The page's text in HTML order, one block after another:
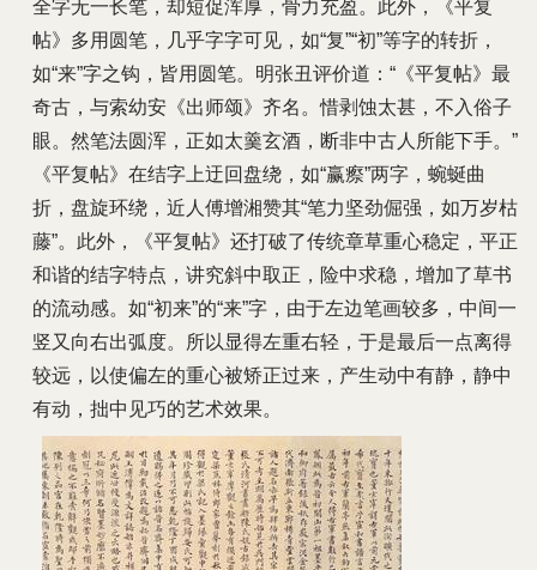
全字无一长笔，却短促浑厚，骨力充盈。此外，《平复
帖》多用圆笔，几乎字字可见，如“复”“初”等字的转折，
如“来”字之钩，皆用圆笔。明张丑评价道：“《平复帖》最
奇古，与索幼安《出师颂》齐名。惜剥蚀太甚，不入俗子
眼。然笔法圆浑，正如太羹玄酒，断非中古人所能下手。”
《平复帖》在结字上迂回盘绕，如“赢瘵”两字，蜿蜒曲
折，盘旋环绕，近人傅增湘赞其“笔力坚劲倔强，如万岁枯
藤”。此外，《平复帖》还打破了传统章草重心稳定，平正
和谐的结字特点，讲究斜中取正，险中求稳，增加了草书
的流动感。如“初来”的“来”字，由于左边笔画较多，中间一
竖又向右出弧度。所以显得左重右轻，于是最后一点离得
较远，以使偏左的重心被矫正过来，产生动中有静，静中
有动，拙中见巧的艺术效果。